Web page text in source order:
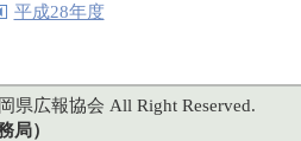
平成28年度
広報協会 All Right Reserved.
局）